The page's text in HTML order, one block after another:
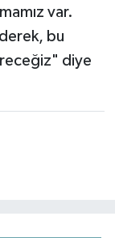
var.
bu
diye